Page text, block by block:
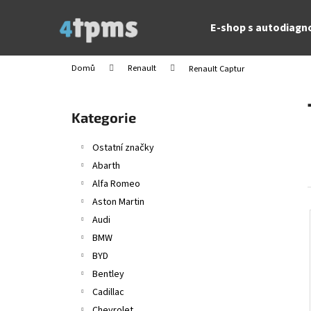
E-shop s
Domů Renault Renault Captur
Přeskočit
kategorie
Kategorie
Ostatní značky
Abarth
Alfa Romeo
Aston Martin
Audi
BMW
BYD
Bentley
Cadillac
í
Zpět
do
Zpět
do